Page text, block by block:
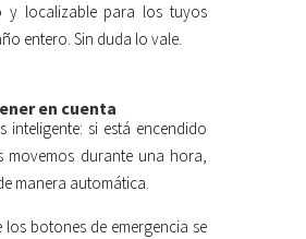
y localizable para los tuyos
entero. Sin duda lo vale.
en cuenta
inteligente: si está encendido
movemos durante una hora,
manera automática.
los botones de emergencia se